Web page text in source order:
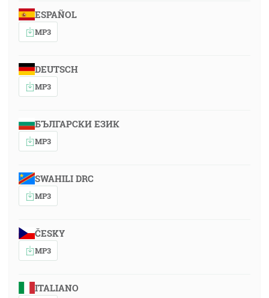
ESPAÑOL
MP3
DEUTSCH
MP3
БЪЛГАРСКИ ЕЗИК
MP3
SWAHILI DRC
MP3
ČESKY
MP3
ITALIANO